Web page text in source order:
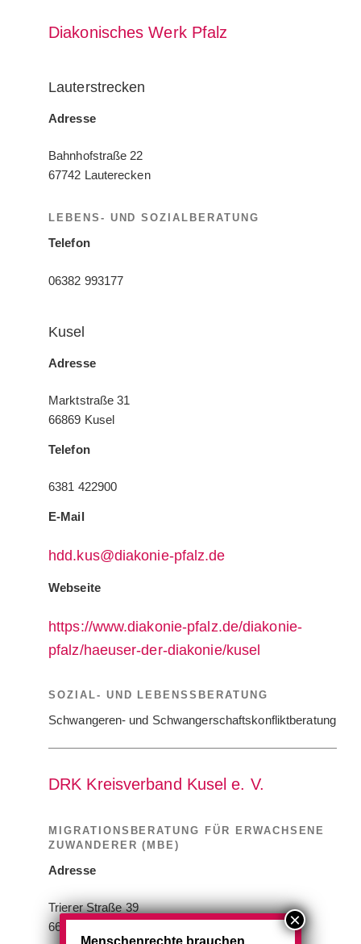
Diakonisches Werk Pfalz
Lauterstrecken
Adresse
Bahnhofstraße 22
67742 Lauterecken
LEBENS- UND SOZIALBERATUNG
Telefon
06382 993177
Kusel
Adresse
Marktstraße 31
66869 Kusel
Telefon
6381 422900
E-Mail
hdd.kus@diakonie-pfalz.de
Webseite
https://www.diakonie-pfalz.de/diakonie-
pfalz/haeuser-der-diakonie/kusel
SOZIAL- UND LEBENSSBERATUNG
Schwangeren- und Schwangerschaftskonfliktberatung
DRK Kreisverband Kusel e. V.
MIGRATIONSBERATUNG FÜR ERWACHSENE
ZUWANDERER (MBE)
Adresse
Trierer Straße 39
66869 Kusel
Menschenrechte brauchen